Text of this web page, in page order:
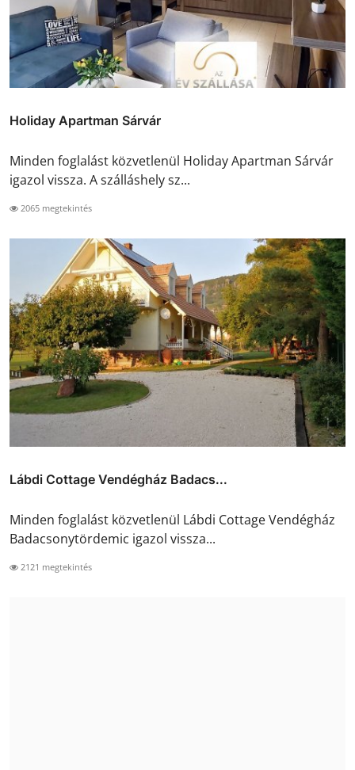
Holiday Apartman Sárvár
Minden foglalást közvetlenül Holiday Apartman Sárvár
igazol vissza. A szálláshely sz...
2065 megtekintés
Lábdi Cottage Vendégház Badacs...
Minden foglalást közvetlenül Lábdi Cottage Vendégház
Badacsonytördemic igazol vissza...
2121 megtekintés